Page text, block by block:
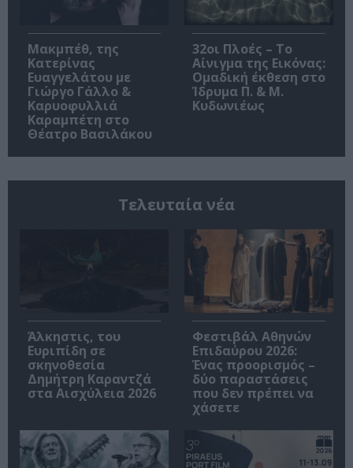
Μακμπέθ, της
Κατερίνας
Ευαγγελάτου με
Γιώργο Γάλλο &
Καρυοφυλλιά
Καραμπέτη στο
Θέατρο Βασιλάκου
32οι Πλοές – Το
Αίνιγμα της Εικόνας:
Ομαδική έκθεση στο
Ίδρυμα Π. & Μ.
Κυδωνιέως
Τελευταία νέα
Άλκηστις, του
Ευριπίδη σε
σκηνοθεσία
Δημήτρη Καραντζά
στα Αισχύλεια 2026
Φεστιβάλ Αθηνών
Επιδαύρου 2026:
Ένας προορισμός –
δύο παραστάσεις
που δεν πρέπει να
χάσετε